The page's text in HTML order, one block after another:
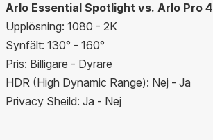
Arlo Essential Spotlight vs. Arlo Pro 4
Upplösning: 1080 - 2K
Synfält: 130° - 160°
Pris: Billigare - Dyrare
HDR (High Dynamic Range): Nej - Ja
Privacy Sheild: Ja - Nej